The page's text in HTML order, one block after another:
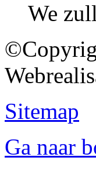
We
Sitemap
Ga naar